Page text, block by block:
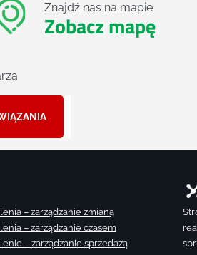
Znajdź nas na mapie
Zobacz mapę
– zarządzanie zmianą
– zarządzanie czasem
– zarządzanie sprzedażą